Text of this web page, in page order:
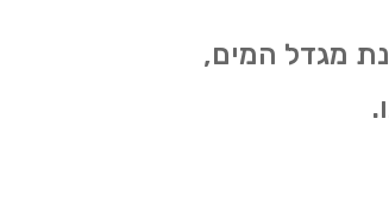
מגדל המים,